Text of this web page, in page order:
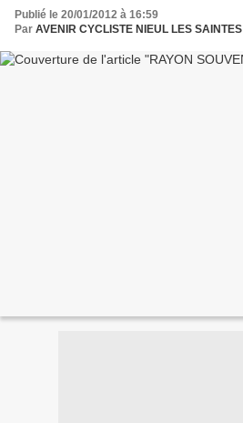
Publié le 20/01/2012 à 16:59
Par AVENIR CYCLISTE NIEUL LES SAINTES